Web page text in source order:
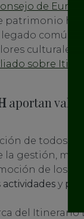
de
común
culturales
sobre
aportan valor
de todos los
la gestión,
de los
actividades y
del Itinerario